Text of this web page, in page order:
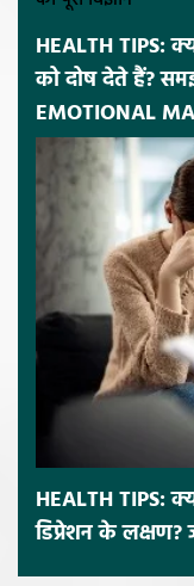
HEALTH TIPS:
को दोष देते हैं?
EMOTIONAL
HEALTH TIPS:
डिप्रेशन के लक्षण?